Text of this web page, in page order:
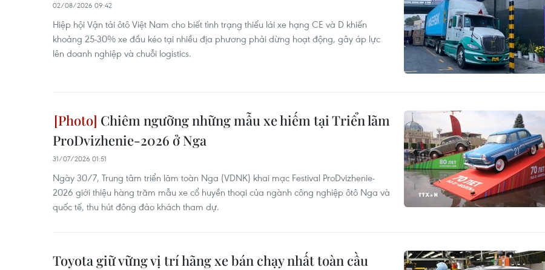
02/08/2026 09:42
Hiệp hội Vận tải ôtô Việt Nam cho biết tình trạng thiếu lái xe hạng CE và D khiến
khoảng 25-30% xe đầu kéo tại nhiều địa phương phải dừng hoạt động, gây áp lực
lên doanh nghiệp và chuỗi logistics.
Chiêm ngưỡng những mẫu xe hiếm tại Triển lãm
ProDvizhenie-2026 ở Nga
31/07/2026 01:51
Ngày 30/7, Trung tâm triển lãm toàn Nga (VDNK) khai mạc Festival ProDvizhenie-
2026 giới thiệu hàng trăm mẫu xe cổ huyền thoại của ngành công nghiệp ôtô Nga và
quốc tế, thu hút đông đảo khách tham dự.
Toyota giữ vững vị trí hãng xe bán chạy nhất toàn cầu